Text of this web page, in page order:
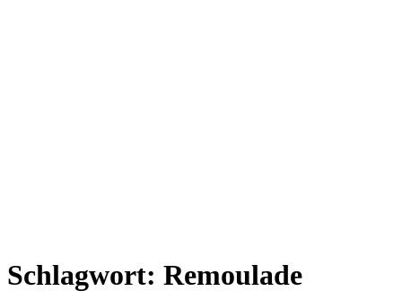
Schlagwort: Remoulade